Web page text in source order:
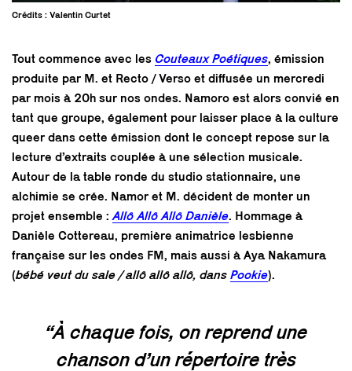
Crédits : Valentin Curtet
Tout commence avec les Couteaux Poétiques, émission
produite par M. et Recto / Verso et diffusée un mercredi
par mois à 20h sur nos ondes. Namoro est alors convié en
tant que groupe, également pour laisser place à la culture
queer dans cette émission dont le concept repose sur la
lecture d’extraits couplée à une sélection musicale.
Autour de la table ronde du studio stationnaire, une
alchimie se crée. Namor et M. décident de monter un
projet ensemble : Allô Allô Allô Danièle. Hommage à
Danièle Cottereau, première animatrice lesbienne
française sur les ondes FM, mais aussi à Aya Nakamura
(bébé veut du sale / allô allô allô, dans Pookie).
“À chaque fois, on reprend une
chanson d’un répertoire très